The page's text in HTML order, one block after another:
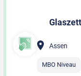
Assen
MBO Niveau